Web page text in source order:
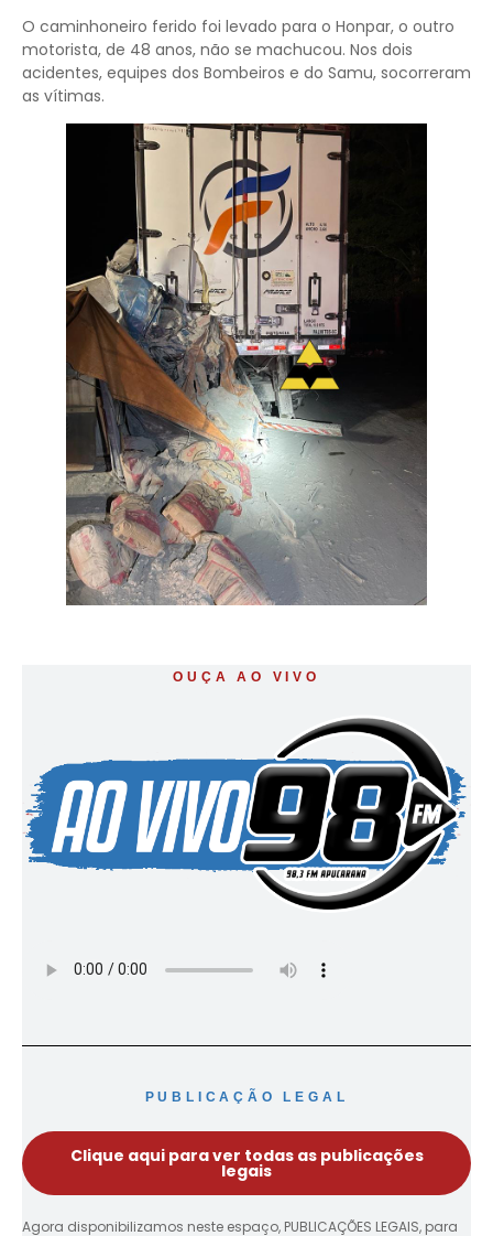
O caminhoneiro ferido foi levado para o Honpar, o outro
motorista, de 48 anos, não se machucou. Nos dois
acidentes, equipes dos Bombeiros e do Samu, socorreram
as vítimas.
OUÇA AO VIVO
PUBLICAÇÃO LEGAL
Clique aqui para ver todas as publicações
legais
Agora disponibilizamos neste espaço, PUBLICAÇÕES LEGAIS, para